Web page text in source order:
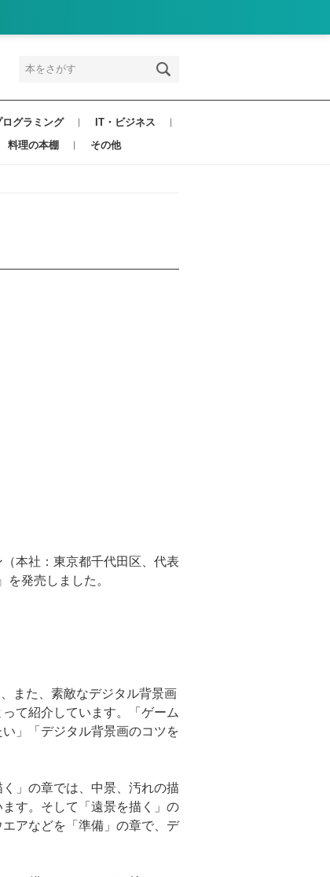
ログラミング
IT・ビジネス
料理の本棚 その他
本社：東京都千代田区、代表
発売しました。
また、素敵なデジタル背景画
て紹介しています。「ゲーム
」「デジタル背景画のコツを
」の章では、中景、汚れの描
す。そして「遠景を描く」の
アなどを「準備」の章で、デ